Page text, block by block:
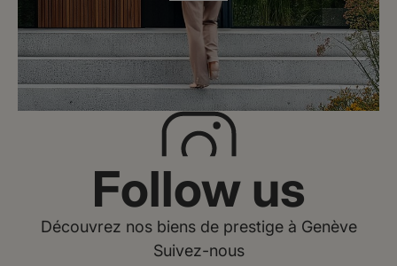
Follow us
Découvrez nos biens de prestige à Genève
Suivez-nous